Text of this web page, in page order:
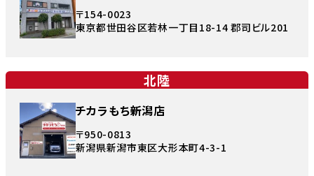
〒154-0023
東京都世田谷区若林一丁目18-14 郡司ビル201
北陸
チカラもち新潟店
〒950-0813
新潟県新潟市東区大形本町4-3-1